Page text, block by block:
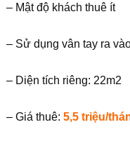
– Mật độ khách thuê ít
– Sử dụng vân tay ra
– Diện tích riêng: 22m2
– Giá thuê: 5,5 triệu/